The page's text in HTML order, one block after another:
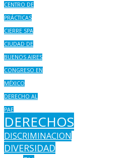
CENTRO DE
PRÁCTICAS
CIERRE SPA
CIUDAD DE
BUENOS AIRES
CONGRESO EN
MÉXICO
DERECHO AL
PAE
DERECHOS
DISCRIMINACION
DIVERSIDAD